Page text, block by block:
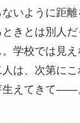
いように距
きとは別人
学校では見
は、次第に
生えてきて――